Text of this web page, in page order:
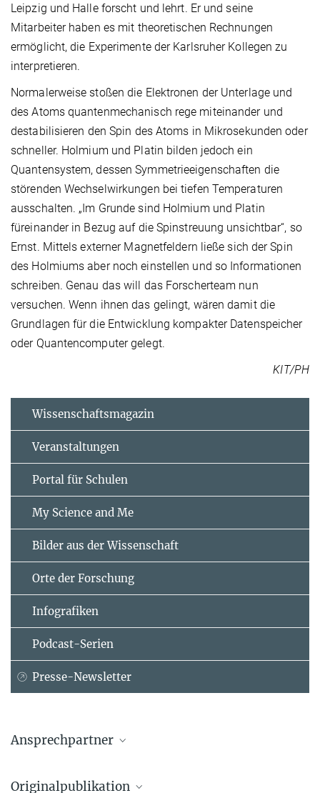
Leipzig und Halle forscht und lehrt. Er und seine
Mitarbeiter haben es mit theoretischen Rechnungen
ermöglicht, die Experimente der Karlsruher Kollegen zu
interpretieren.
Normalerweise stoßen die Elektronen der Unterlage und
des Atoms quantenmechanisch rege miteinander und
destabilisieren den Spin des Atoms in Mikrosekunden oder
schneller. Holmium und Platin bilden jedoch ein
Quantensystem, dessen Symmetrieeigenschaften die
störenden Wechselwirkungen bei tiefen Temperaturen
ausschalten. „Im Grunde sind Holmium und Platin
füreinander in Bezug auf die Spinstreuung unsichtbar“, so
Ernst. Mittels externer Magnetfeldern ließe sich der Spin
des Holmiums aber noch einstellen und so Informationen
schreiben. Genau das will das Forscherteam nun
versuchen. Wenn ihnen das gelingt, wären damit die
Grundlagen für die Entwicklung kompakter Datenspeicher
oder Quantencomputer gelegt.
KIT/PH
Wissenschaftsmagazin
Veranstaltungen
Portal für Schulen
My Science and Me
Bilder aus der Wissenschaft
Orte der Forschung
Infografiken
Podcast-Serien
Presse-Newsletter
Ansprechpartner
Max-Planck-Institut für Mikrostrukturphysik, Halle (Saale)
Originalpublikation